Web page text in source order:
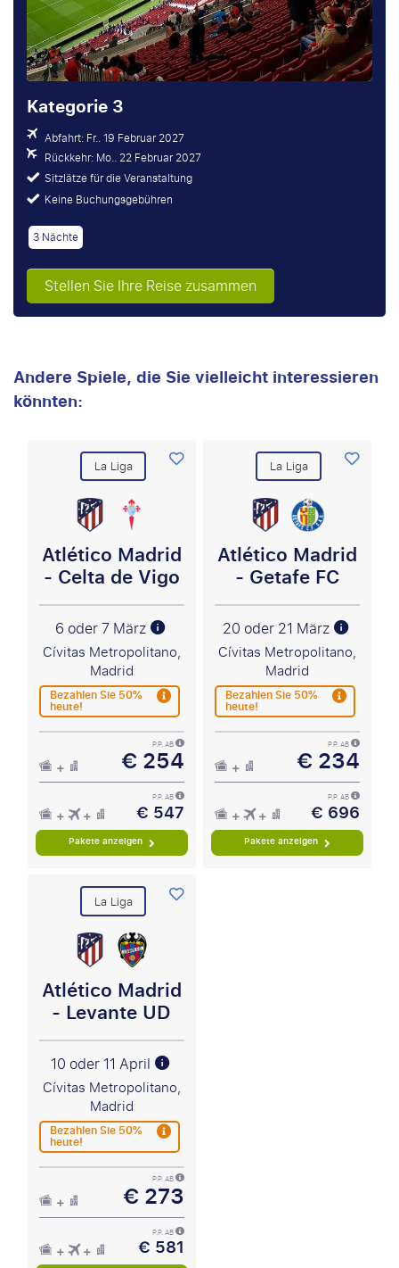
Kategorie 3
Abfahrt: Fr.. 19 Februar 2027
Rückkehr: Mo.. 22 Februar 2027
Sitzlätze für die Veranstaltung
Keine Buchungsgebühren
3 Nächte
Stellen Sie Ihre Reise zusammen
Andere Spiele, die Sie vielleicht interessieren
könnten:
La Liga
Atlético Madrid
- Celta de Vigo
6 oder 7 März
Cívitas Metropolitano,
Madrid
Bezahlen Sie 50%
heute!
P.P. AB
€ 254
P.P. AB
€ 547
Pakete anzeigen
La Liga
Atlético Madrid
- Getafe FC
20 oder 21 März
Cívitas Metropolitano,
Madrid
Bezahlen Sie 50%
heute!
P.P. AB
€ 234
P.P. AB
€ 696
Pakete anzeigen
La Liga
Atlético Madrid
- Levante UD
10 oder 11 April
Cívitas Metropolitano,
Madrid
Bezahlen Sie 50%
heute!
P.P. AB
€ 273
P.P. AB
€ 581